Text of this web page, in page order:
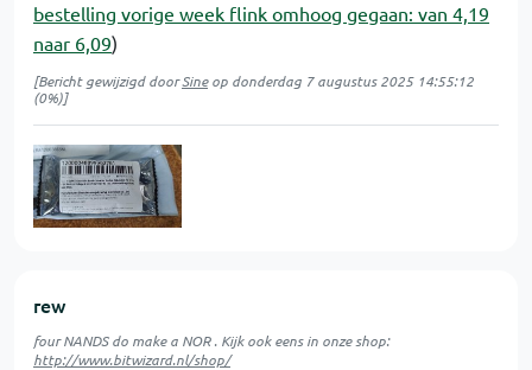
bestelling vorige week flink omhoog gegaan: van 4,19
naar 6,09)
[Bericht gewijzigd doorSineop donderdag 7 augustus 2025 14:55:12
(0%)]
rew
four NANDS do make a NOR . Kijk ook eens in onze shop:
http://www.bitwizard.nl/shop/